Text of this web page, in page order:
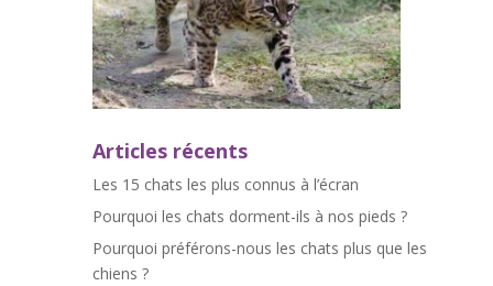
Articles récents
Les 15 chats les plus connus à l’écran
Pourquoi les chats dorment-ils à nos pieds ?
Pourquoi préférons-nous les chats plus que les
chiens ?